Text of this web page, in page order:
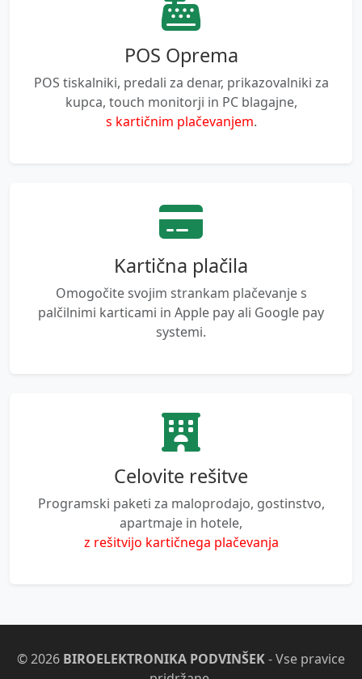
POS Oprema
POS tiskalniki, predali za denar, prikazovalniki za
kupca, touch monitorji in PC blagajne,
s kartičnim plačevanjem.
Kartična plačila
Omogočite svojim strankam plačevanje s
palčilnimi karticami in Apple pay ali Google pay
systemi.
Celovite rešitve
Programski paketi za maloprodajo, gostinstvo,
apartmaje in hotele,
z rešitvijo kartičnega plačevanja
© 2026 BIROELEKTRONIKA PODVINŠEK- Vse pravice